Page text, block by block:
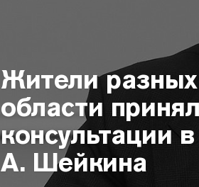
Жители
области
консультации
А. Шейкина